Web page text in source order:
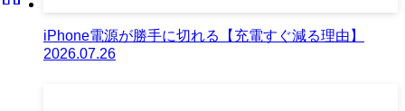
iPhone電源が勝手に切れる【充電すぐ減る理由】
2026.07.26